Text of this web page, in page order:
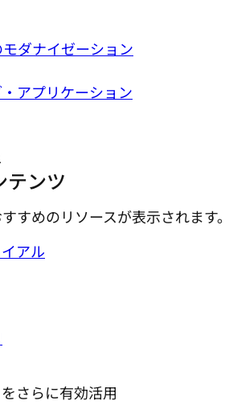
ダナイゼーション
アプリケーション
テンツ
すめのリソースが表示されます。
アル
さらに有効活用